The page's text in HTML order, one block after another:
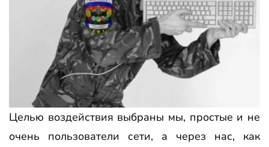
Целью воздействия выбраны мы, простые и не
очень пользователи сети, а через нас, как